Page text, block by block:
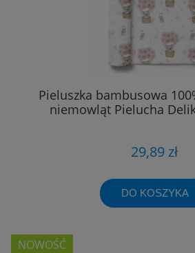
Pieluszka bambusowa
niemowląt Pielucha
29,89 zł
DO KOSZYKA
NOWOŚĆ